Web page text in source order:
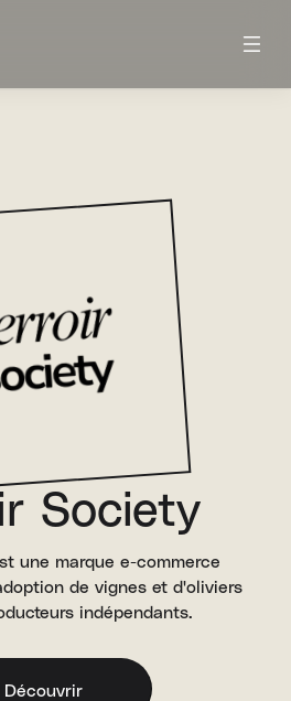
Society
une marque e-commerce
de vignes et d'oliviers
indépendants.
Découvrir